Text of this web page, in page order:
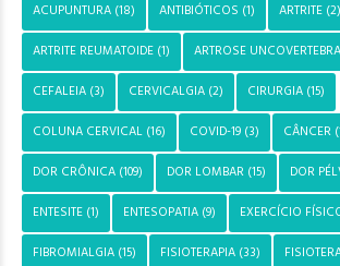
ACUPUNTURA (18) ANTIBIÓTICOS (1) ARTRITE (2)
ARTRITE REUMATOIDE (1) ARTROSE
CEFALEIA (3) CERVICALGIA (2) CIRURGIA (15)
COLUNA CERVICAL (16) COVID-19 (3) CÂNCER
DOR CRÔNICA (109) DOR LOMBAR (15) DOR
ENTESITE (1) ENTESOPATIA (9) EXERCÍCIO
FIBROMIALGIA (15) FISIOTERAPIA (33)